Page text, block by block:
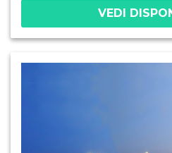
camere per portatori di
gruppi.Ogni camera
VEDI